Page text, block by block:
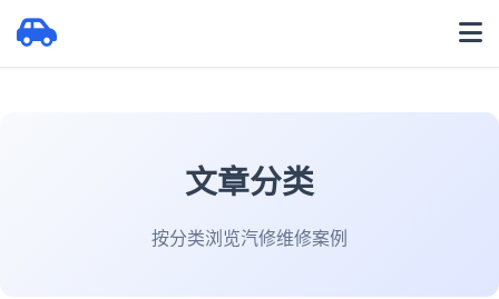
文章分类
按分类浏览汽修维修案例